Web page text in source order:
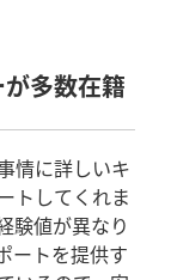
多数在籍
情に詳しいキ
トしてくれま
験値が異なり
ートを提供す